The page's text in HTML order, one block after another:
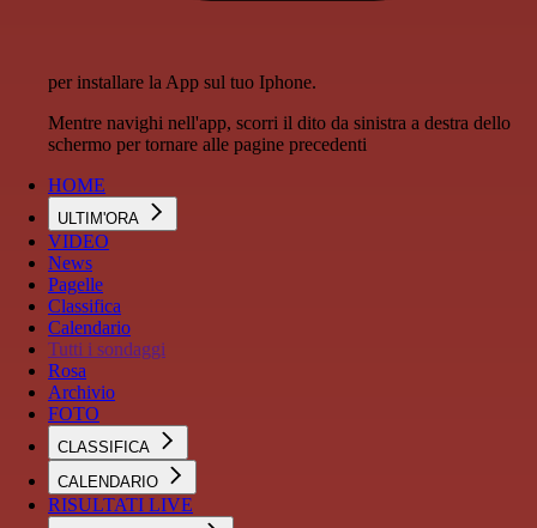
per installare la App sul tuo Iphone.
Mentre navighi nell'app, scorri il dito da sinistra a destra dello
schermo per tornare alle pagine precedenti
HOME
ULTIM'ORA
VIDEO
News
Pagelle
Classifica
Calendario
Tutti i sondaggi
Rosa
Archivio
FOTO
CLASSIFICA
CALENDARIO
RISULTATI LIVE